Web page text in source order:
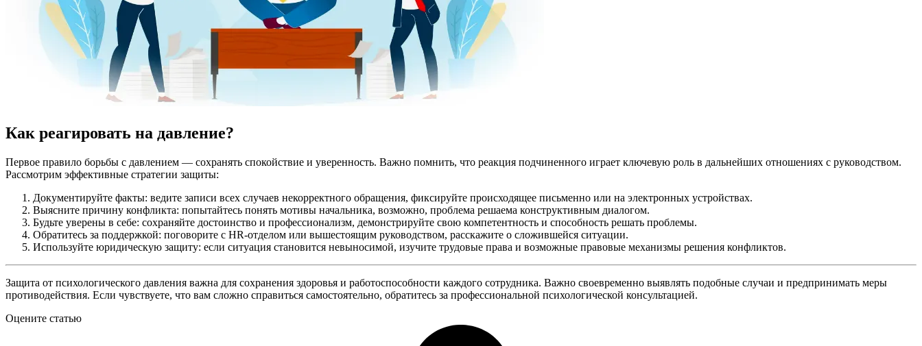
Как реагировать на давление?
Первое правило борьбы с давлением — сохранять спокойствие и уверенность. Важно помнить, что реакция подчиненного играет ключевую роль в дальнейших отношениях с руководством.
Рассмотрим эффективные стратегии защиты:
Документируйте факты: ведите записи всех случаев некорректного обращения, фиксируйте происходящее письменно или на электронных устройствах.
Выясните причину конфликта: попытайтесь понять мотивы начальника, возможно, проблема решаема конструктивным диалогом.
Будьте уверены в себе: сохраняйте достоинство и профессионализм, демонстрируйте свою компетентность и способность решать проблемы.
Обратитесь за поддержкой: поговорите с HR-отделом или вышестоящим руководством, расскажите о сложившейся ситуации.
Используйте юридическую защиту: если ситуация становится невыносимой, изучите трудовые права и возможные правовые механизмы решения конфликтов.
Защита от психологического давления важна для сохранения здоровья и работоспособности каждого сотрудника. Важно своевременно выявлять подобные случаи и предпринимать меры
противодействия. Если чувствуете, что вам сложно справиться самостоятельно, обратитесь за профессиональной психологической консультацией.
Оцените статью